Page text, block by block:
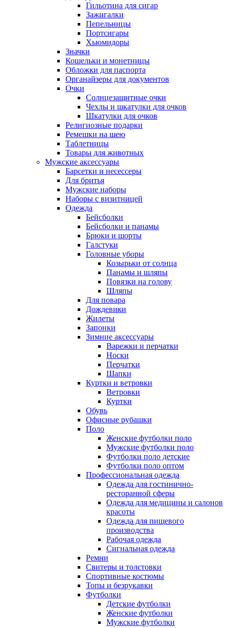
Гильотина для сигар
Зажигалки
Пепельницы
Портсигары
Хьюмидоры
Значки
Кошельки и монетницы
Обложки для паспорта
Органайзеры для документов
Очки
Солнцезащитные очки
Чехлы и шкатулки для очков
Шкатулки для очков
Религиозные подарки
Ремешки на шею
Таблетницы
Товары для животных
Мужские аксессуары
Барсетки и несессеры
Для бритья
Мужские наборы
Наборы с визитницей
Одежда
Бейсболки
Бейсболки и панамы
Брюки и шорты
Галстуки
Головные уборы
Козырьки от солнца
Панамы и шляпы
Повязки на голову
Шляпы
Для повара
Дождевики
Жилеты
Запонки
Зимние аксессуары
Варежки и перчатки
Носки
Перчатки
Шапки
Куртки и ветровки
Ветровки
Куртки
Обувь
Офисные рубашки
Поло
Женские футболки поло
Мужские футболки поло
Футболки поло детские
Футболки поло оптом
Профессиональная одежда
Одежда для гостинично-
ресторанной сферы
Одежда для медицины и салонов
красоты
Одежда для пищевого
производства
Рабочая одежда
Сигнальная одежда
Ремни
Свитеры и толстовки
Спортивные костюмы
Топы и безрукавки
Футболки
Детские футболки
Женские футболки
Мужские футболки